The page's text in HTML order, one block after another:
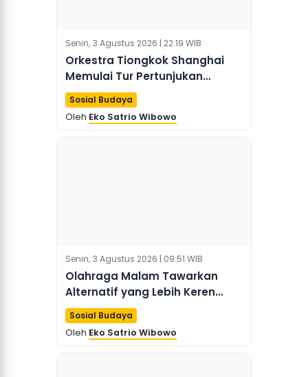
Senin, 3 Agustus 2026 | 22:19 WIB
Orkestra Tiongkok Shanghai
Memulai Tur Pertunjukan
Pertamanya di Brasil
Sosial Budaya
Oleh Eko Satrio Wibowo
Senin, 3 Agustus 2026 | 09:51 WIB
Olahraga Malam Tawarkan
Alternatif yang Lebih Keren
untuk Hiburan Perkotaan di
Chengdu
Sosial Budaya
Oleh Eko Satrio Wibowo